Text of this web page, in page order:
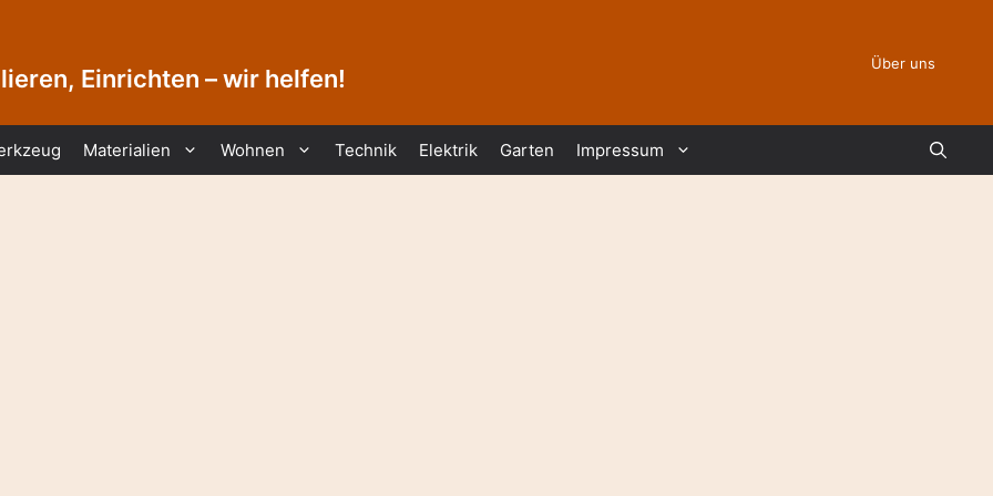
Einrichten – wir helfen!
Über uns
Materialien Wohnen Technik Elektrik Garten Impressum